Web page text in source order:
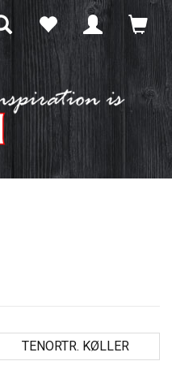
TENORTR. KØLLER